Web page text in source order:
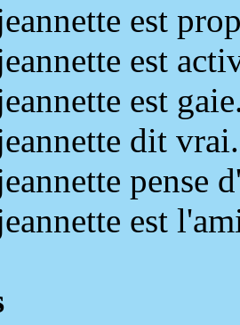
est
est
est
dit vrai.
pense
est